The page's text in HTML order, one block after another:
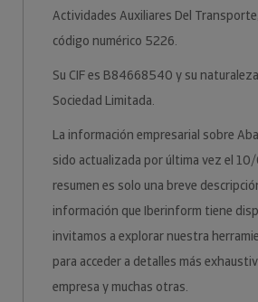
Actividades Auxiliares Del
código numérico 5226.
Su CIF es B84668540 y su
Sociedad Limitada.
La información empresarial sobre
sido actualizada por última vez el
resumen es solo una breve
información que Iberinform tiene
invitamos a explorar nuestra
para acceder a detalles más
empresa y muchas otras.